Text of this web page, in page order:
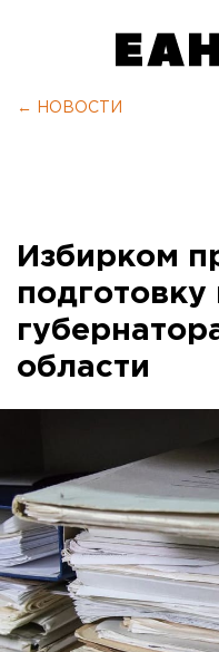
← НОВОСТИ
Избирком
области